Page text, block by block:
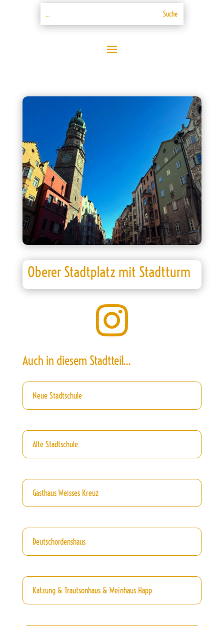
Oberer Stadtplatz mit Stadtturm

Auch in diesem Stadtteil…
Neue Stadtschule
Alte Stadtschule
Gasthaus Weisses Kreuz
Deutschordenshaus
Katzung & Trautsonhaus & Weinhaus Happ